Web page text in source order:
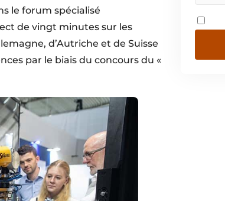
le forum spécialisé
de vingt minutes sur les
d’Autriche et de Suisse
par le biais du concours du «